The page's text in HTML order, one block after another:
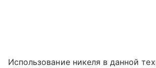
Использование никеля в данной